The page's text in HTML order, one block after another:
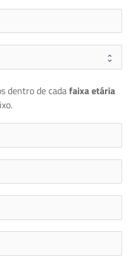
dentro de cada